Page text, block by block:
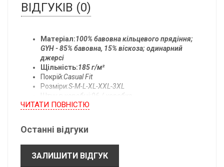
ВІДГУКІВ (0)
Матеріал:100% бавовна кільцевого прядіння;
GYH - 85% бавовна, 15% віскоза; одинарний
джерсі
Щільність:185 г/м²
Покрій:Casual Fit
Розміри:S-M-L-XL-XXL-3XL
Штук в коробці: 96 / коробка
Температура прання:
Всі розміри одягу:
ЧИТАТИ ПОВНIСТЮ
Останні відгуки
ЗАЛИШИТИ ВІДГУК